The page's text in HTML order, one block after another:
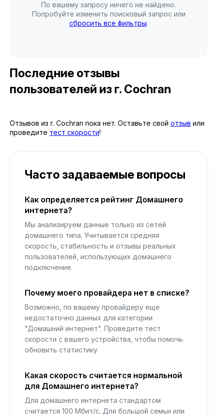
По вашему запросу ничего не найдено.
Попробуйте изменить поисковый запрос или
сбросить все фильтры.
Последние отзывы
пользователей из г. Cochran
Отзывов из г. Cochran пока нет. Оставьте свой отзыв или
проведите тест скорости!
Часто задаваемые вопросы
Как определяется рейтинг Домашнего
интернета?
Мы анализируем данные только из сетей
домашнего типа. Учитывается средняя
скорость, стабильность и отзывы реальных
пользователей, использующих домашнего
подключение.
Почему моего провайдера нет в списке?
Возможно, по вашему провайдеру еще
недостаточно данных для категории
"Домашний интернет". Проведите тест
скорости с вашего устройства, чтобы помочь
обновить статистику.
Какая скорость считается нормальной
для Домашнего интернета?
Для домашнего интернета стандартом
считается 100 Мбит/с. Для большой семьи или